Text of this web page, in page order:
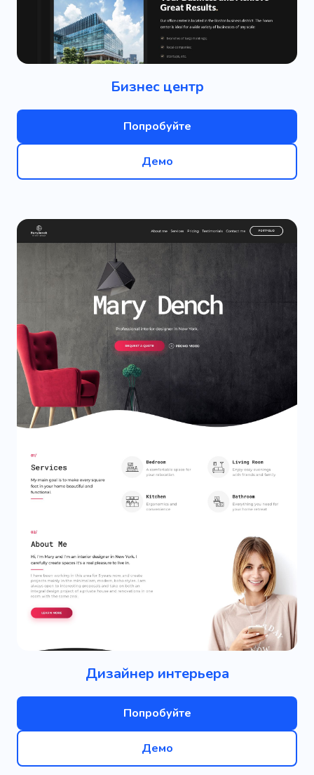
Бизнес центр
Попробуйте
Демо
Дизайнер интерьера
Попробуйте
Демо